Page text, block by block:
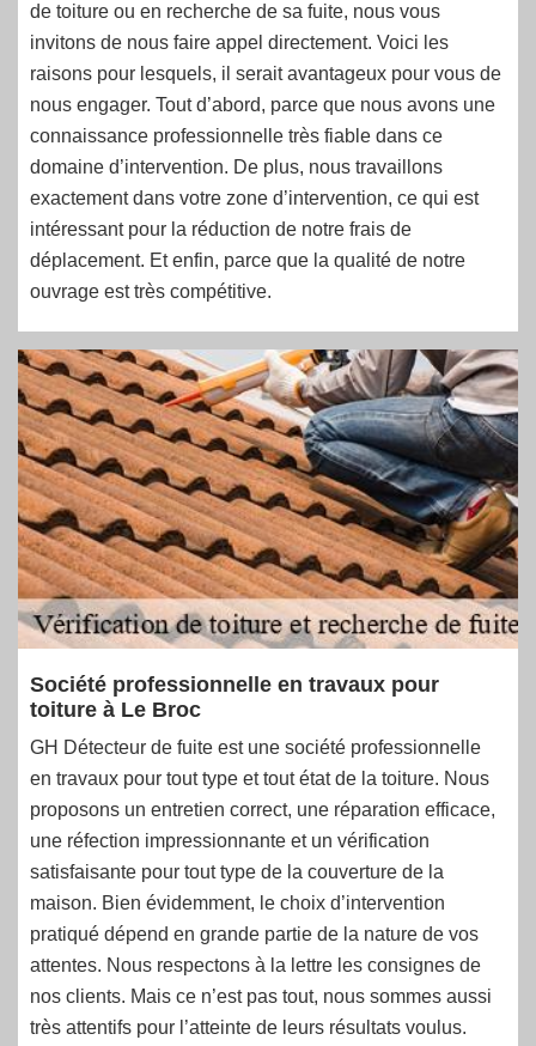
de toiture ou en recherche de sa fuite, nous vous
invitons de nous faire appel directement. Voici les
raisons pour lesquels, il serait avantageux pour vous de
nous engager. Tout d’abord, parce que nous avons une
connaissance professionnelle très fiable dans ce
domaine d’intervention. De plus, nous travaillons
exactement dans votre zone d’intervention, ce qui est
intéressant pour la réduction de notre frais de
déplacement. Et enfin, parce que la qualité de notre
ouvrage est très compétitive.
Société professionnelle en travaux pour
toiture à Le Broc
GH Détecteur de fuite est une société professionnelle
en travaux pour tout type et tout état de la toiture. Nous
proposons un entretien correct, une réparation efficace,
une réfection impressionnante et un vérification
satisfaisante pour tout type de la couverture de la
maison. Bien évidemment, le choix d’intervention
pratiqué dépend en grande partie de la nature de vos
attentes. Nous respectons à la lettre les consignes de
nos clients. Mais ce n’est pas tout, nous sommes aussi
très attentifs pour l’atteinte de leurs résultats voulus.